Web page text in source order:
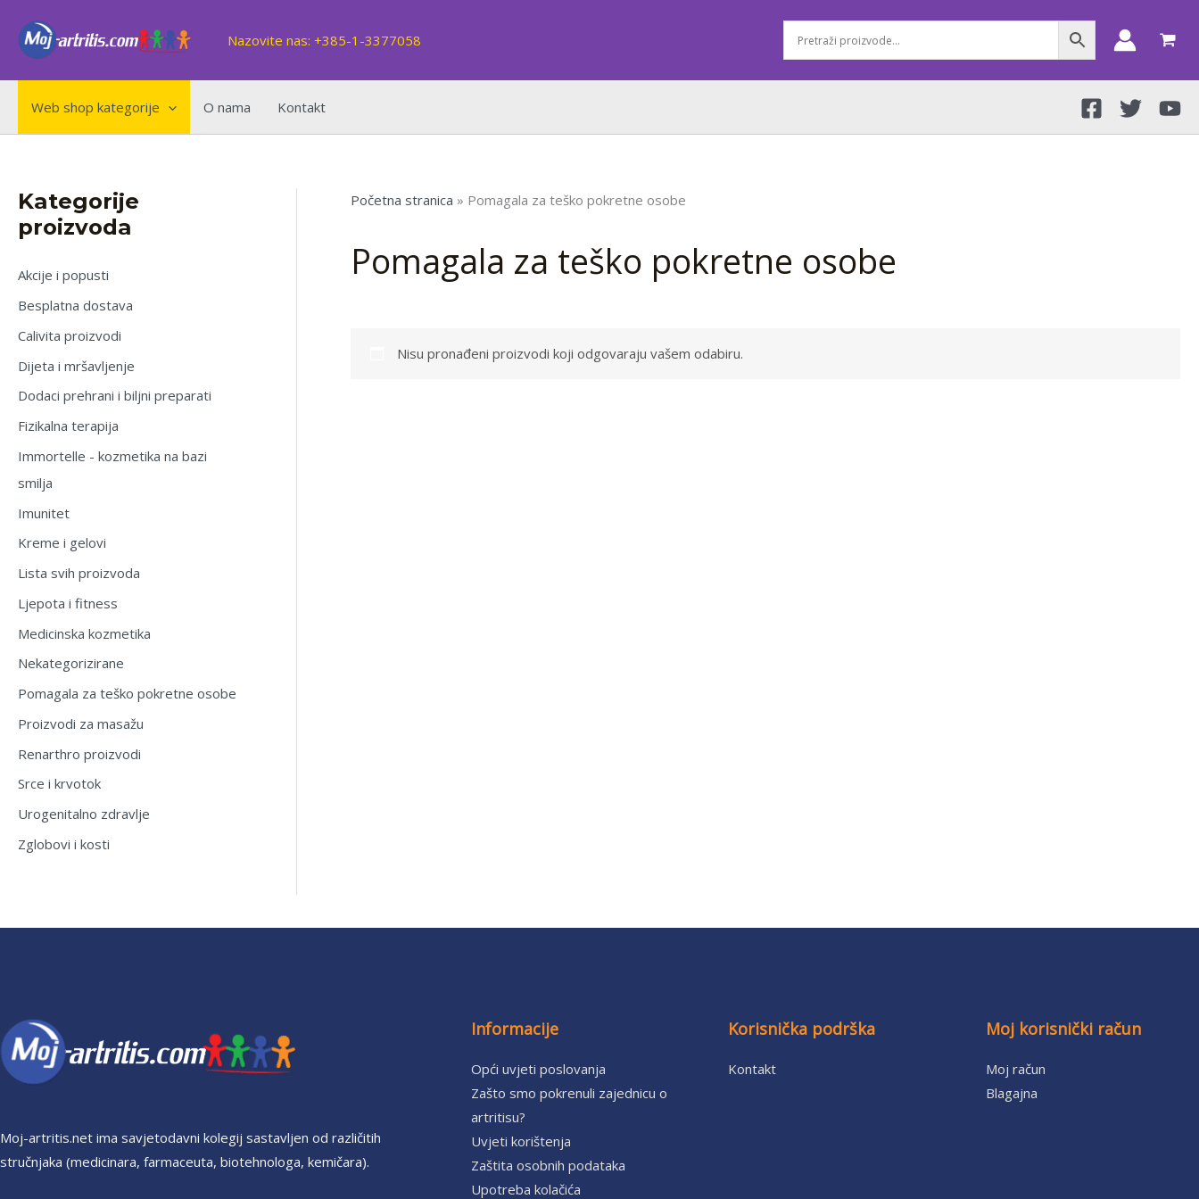
content
Nazovite nas: +385-1-3377058
Web shop kategorije O nama Kontakt
Kategorije
proizvoda
Akcije i popusti
Besplatna dostava
Calivita proizvodi
Dijeta i mršavljenje
Dodaci prehrani i biljni preparati
Fizikalna terapija
Immortelle - kozmetika na bazi
smilja
Imunitet
Kreme i gelovi
Lista svih proizvoda
Ljepota i fitness
Medicinska kozmetika
Nekategorizirane
Pomagala za teško pokretne osobe
Proizvodi za masažu
Renarthro proizvodi
Srce i krvotok
Urogenitalno zdravlje
Zglobovi i kosti
Početna stranica » Pomagala za teško pokretne osobe
Pomagala za teško pokretne osobe
Nisu pronađeni proizvodi koji odgovaraju vašem odabiru.
Moj-artritis.net ima savjetodavni kolegij sastavljen od različitih
stručnjaka (medicinara, farmaceuta, biotehnologa, kemičara).
Informacije
Opći uvjeti poslovanja
Zašto smo pokrenuli zajednicu o
artritisu?
Uvjeti korištenja
Zaštita osobnih podataka
Upotreba kolačića
Korisnička podrška
Kontakt
Moj korisnički račun
Moj račun
Blagajna